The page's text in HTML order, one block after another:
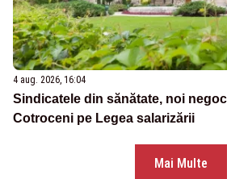
4 aug. 2026, 16:04
Sindicatele din sănătate, noi
Cotroceni pe Legea salarizării
Mai Multe